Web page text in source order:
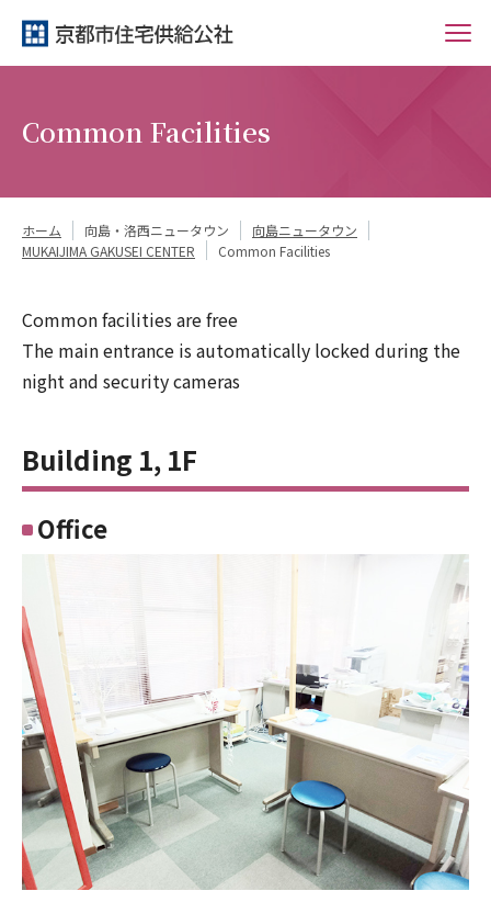
Common Facilities
ホーム 向島・洛西ニュータウン
向島ニュータウン
MUKAIJIMA GAKUSEI CENTER
Common Facilities
Common facilities are free
The main entrance is automatically locked during the
night and security cameras
Building 1, 1F
Office